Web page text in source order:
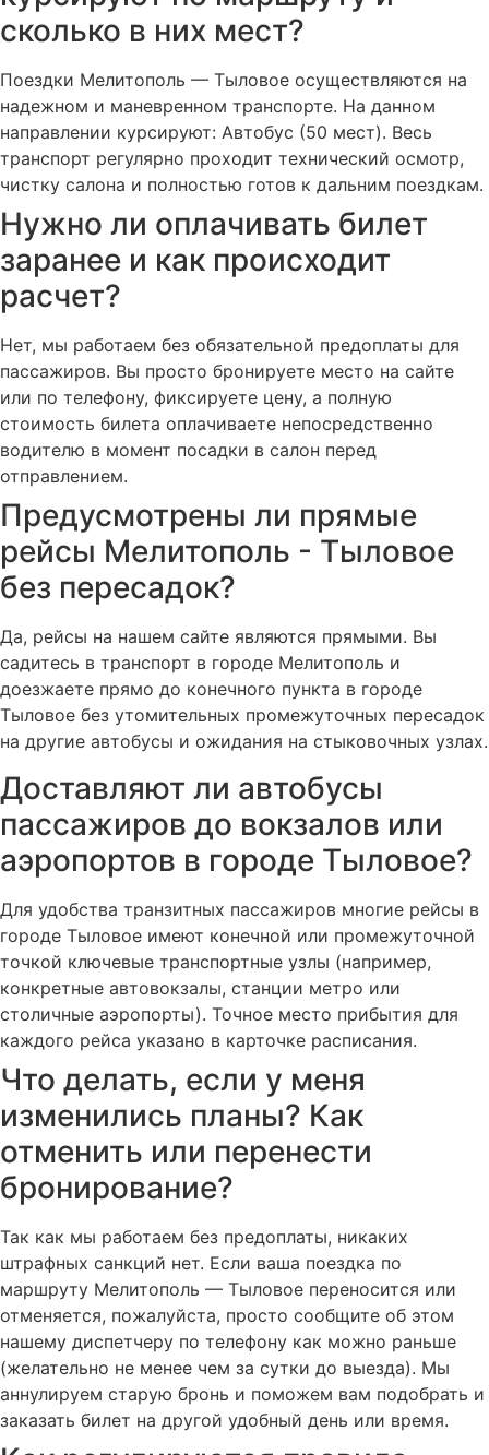
сколько в них мест?
Поездки Мелитополь — Тыловое осуществляются на
надежном и маневренном транспорте. На данном
направлении курсируют: Автобус (50 мест). Весь
транспорт регулярно проходит технический осмотр,
чистку салона и полностью готов к дальним поездкам.
Нужно ли оплачивать билет
заранее и как происходит
расчет?
Нет, мы работаем без обязательной предоплаты для
пассажиров. Вы просто бронируете место на сайте
или по телефону, фиксируете цену, а полную
стоимость билета оплачиваете непосредственно
водителю в момент посадки в салон перед
отправлением.
Предусмотрены ли прямые
рейсы Мелитополь - Тыловое
без пересадок?
Да, рейсы на нашем сайте являются прямыми. Вы
садитесь в транспорт в городе Мелитополь и
доезжаете прямо до конечного пункта в городе
Тыловое без утомительных промежуточных пересадок
на другие автобусы и ожидания на стыковочных узлах.
Доставляют ли автобусы
пассажиров до вокзалов или
аэропортов в городе Тыловое?
Для удобства транзитных пассажиров многие рейсы в
городе Тыловое имеют конечной или промежуточной
точкой ключевые транспортные узлы (например,
конкретные автовокзалы, станции метро или
столичные аэропорты). Точное место прибытия для
каждого рейса указано в карточке расписания.
Что делать, если у меня
изменились планы? Как
отменить или перенести
бронирование?
Так как мы работаем без предоплаты, никаких
штрафных санкций нет. Если ваша поездка по
маршруту Мелитополь — Тыловое переносится или
отменяется, пожалуйста, просто сообщите об этом
нашему диспетчеру по телефону как можно раньше
(желательно не менее чем за сутки до выезда). Мы
аннулируем старую бронь и поможем вам подобрать и
заказать билет на другой удобный день или время.